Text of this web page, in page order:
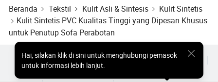
Beranda Tekstil Kulit Asli & Sintesis
Kulit Sintetis
Kulit Sintetis PVC Kualitas Tinggi yang Dipesan Khusus
untuk Penutup Sofa Perabotan
Hai,silakan klik di sini untuk menghubungi pemasok
untuk informasi lebih lanjut.
Produk Populer Harga Produk Panas
Produk Panas Grosir
Pembeli bintang